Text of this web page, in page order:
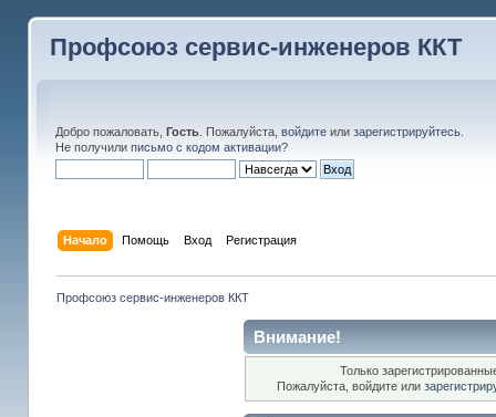
Профсоюз сервис-инженеров ККТ
Добро пожаловать, Гость. Пожалуйста, войдитеили зарегистрируйтесь.
Не получили письмо с кодом активации?
Начало Помощь Вход Регистрация
Профсоюз сервис-инженеров ККТ
Внимание!
Только
Пожалуйста, войдите или